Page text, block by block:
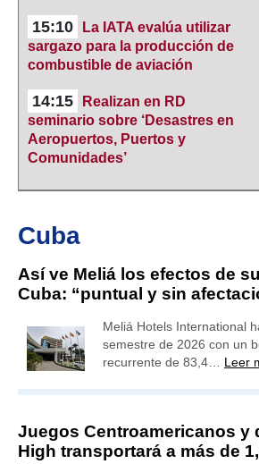
15:10
La IATA evalúa utilizar
sargazo para la producción de
combustible de aviación
14:15
Realizan en RD
seminario sobre ‘Desastres en
Aeropuertos, Puertos y
Comunidades’
Cuba
Así ve Meliá los efectos de
Cuba: “puntual y sin
Meliá Hotels International
semestre de 2026 con un
recurrente de 83,4… Leer
Juegos Centroamericanos y
High transportará a más de